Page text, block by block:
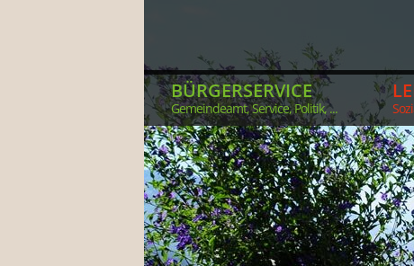
BÜRGERSERVICE
Gemeindeamt, Service, Politik, ...